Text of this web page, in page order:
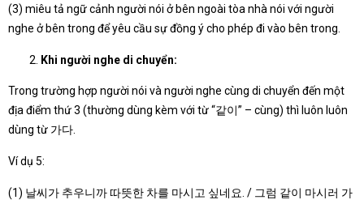
(3) miêu tả ngữ cảnh người nói ở bên ngoài tòa nhà nói với người
nghe ở bên trong để yêu cầu sự đồng ý cho phép đi vào bên trong.
Khi người nghe di chuyển:
Trong trường hợp người nói và người nghe cùng di chuyển đến một
địa điểm thứ 3 (thường dùng kèm với từ “같이” – cùng) thì luôn luôn
dùng từ 가다.
Ví dụ 5:
(1) 날씨가 추우니까 따뜻한 차를 마시고 싶네요. / 그럼 같이 마시러 가